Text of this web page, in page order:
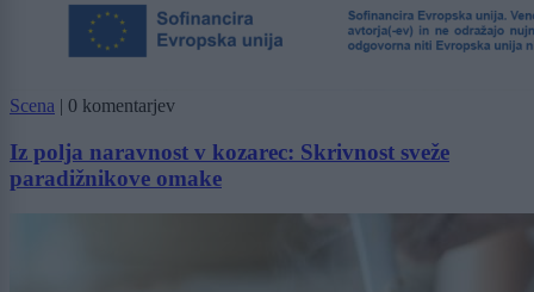
Scena | 0 komentarjev
Iz polja naravnost v kozarec: Skrivnost sveže
paradižnikove omake